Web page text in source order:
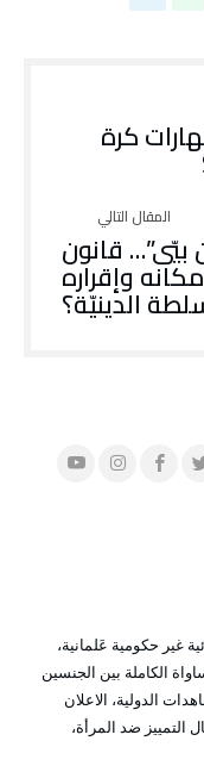
كرة
بيّي”… قانون
وإقراره
الدينيّة؟
غير حكومية عَلمانية،
الكاملة بين الجنسين
والمعاهدات الدولية، الاعلان
التمييز ضد المرأة،